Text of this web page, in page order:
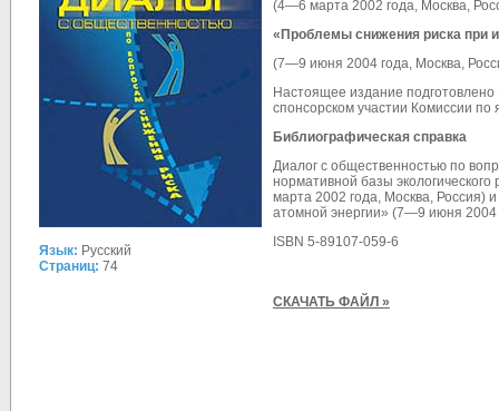
Язык: Русский
Страниц: 74
(4—6 марта 2002 года, Москва,
«Проблемы снижения риска при
(7—9 июня 2004 года, Москва,
Настоящее издание
спонсорском участии Комиссии
Библиографическая справка
Диалог с общественностью по
нормативной базы
марта 2002 года, Москва, Россия)
атомной энергии» (7—9 июня
ISBN 5-89107-059-6
СКАЧАТЬ ФАЙЛ »